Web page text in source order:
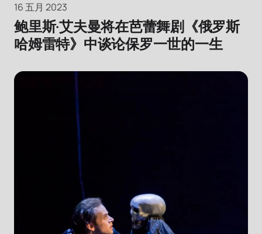
16 五月 2023
鲍里斯·艾夫曼将在芭蕾舞剧《俄罗斯
哈姆雷特》中谈论保罗一世的一生